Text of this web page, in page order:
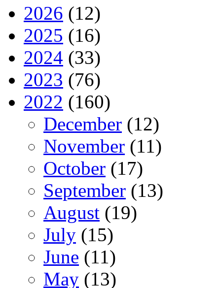
2026 (12)
2025 (16)
2024 (33)
2023 (76)
2022 (160)
December (12)
November (11)
October (17)
September (13)
August (19)
July (15)
June (11)
May (13)